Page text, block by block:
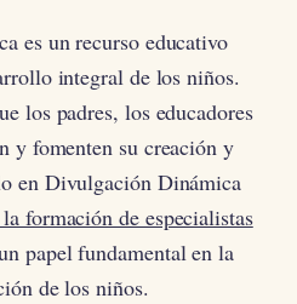
es un recurso educativo
integral de los niños.
los padres, los educadores
y fomenten su creación y
en Divulgación Dinámica
formación de especialistas
papel fundamental en la
de los niños.